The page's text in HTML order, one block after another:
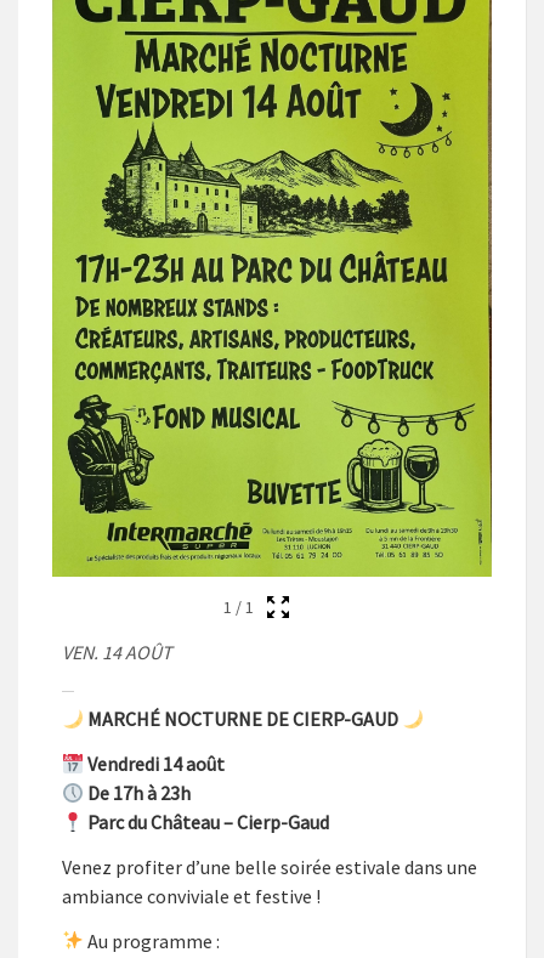
1 /1
VEN. 14 AOÛT
MARCHÉ NOCTURNE DE CIERP-GAUD
Vendredi 14 août
De 17h à 23h
Parc du Château – Cierp-Gaud
Venez profiter d’une belle soirée estivale dans une
ambiance conviviale et festive !
Au programme :